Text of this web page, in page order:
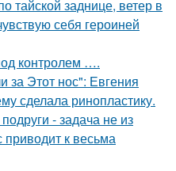
тайской заднице, ветер в
себя героиней
контролем ….
за Этот нос": Евгения
сделала ринопластику.
- задача не из
приводит к весьма